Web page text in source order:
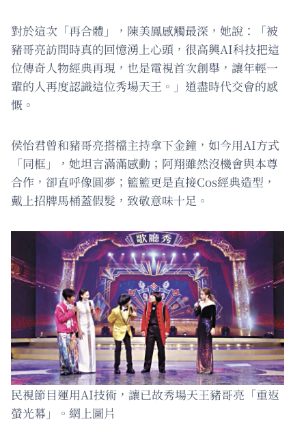
對於這次「再合體」，陳美鳳感觸最深，她說：「被
豬哥亮訪問時真的回憶湧上心頭，很高興AI科技把這
位傳奇人物經典再現，也是電視首次創舉，讓年輕一
輩的人再度認識這位秀場天王。」道盡時代交會的感
慨。
侯怡君曾和豬哥亮搭檔主持拿下金鐘，如今用AI方式
「同框」，她坦言滿滿感動；阿翔雖然沒機會與本尊
合作，卻直呼像圓夢；籃籃更是直接Cos經典造型，
戴上招牌馬桶蓋假髮，致敬意味十足。
民視節目運用AI技術，讓已故秀場天王豬哥亮「重返
螢光幕」。網上圖片